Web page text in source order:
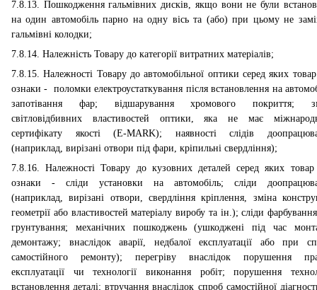
7.8.13. Пошкодження гальмівних дисків, якщо вони не були
на один автомобіль парно на одну вісь та (або) при цьому не
гальмівні колодки;
7.8.14. Належність Товару до категорії витратних матеріалів;
7.8.15. Належності Товару до автомобільної оптики серед яких
ознаки - поломки електроустаткування після встановлення на
запотівання фар; відшарування хромового покриття;
світловідбивних властивостей оптики, яка не має
сертифікату якості (E-MARK); наявності слідів
(наприклад, вирізані отвори під фари, кріпильні свердління);
7.8.16. Належності Товару до кузовних деталей серед яких
ознаки - сліди установки на автомобіль; сліди
(наприклад, вирізані отвори, свердління кріплення, зміна
геометрії або властивостей матеріалу виробу та ін.); сліди
грунтування; механічних пошкоджень (ушкоджені під час
демонтажу; внаслідок аварії, недбалої експлуатації або при
самостійного ремонту); перегріву внаслідок порушення
експлуатації чи технології виконання робіт; порушення
встановлення деталі; втручання внаслідок спроб самостійної